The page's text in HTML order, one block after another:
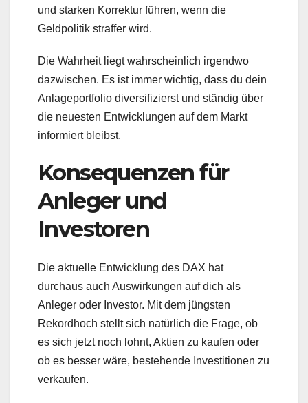
und starken Korrektur führen, wenn die
Geldpolitik straffer wird.
Die Wahrheit liegt wahrscheinlich irgendwo
dazwischen. Es ist immer wichtig, dass du dein
Anlageportfolio diversifizierst und ständig über
die neuesten Entwicklungen auf dem Markt
informiert bleibst.
Konsequenzen für
Anleger und
Investoren
Die aktuelle Entwicklung des DAX hat
durchaus auch Auswirkungen auf dich als
Anleger oder Investor. Mit dem jüngsten
Rekordhoch stellt sich natürlich die Frage, ob
es sich jetzt noch lohnt, Aktien zu kaufen oder
ob es besser wäre, bestehende Investitionen zu
verkaufen.